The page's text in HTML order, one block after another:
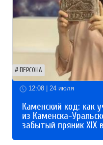
ПЕРСОНА
12:08 | 24 июля
Каменский код: как
из Каменска-
забытый пряник XIX